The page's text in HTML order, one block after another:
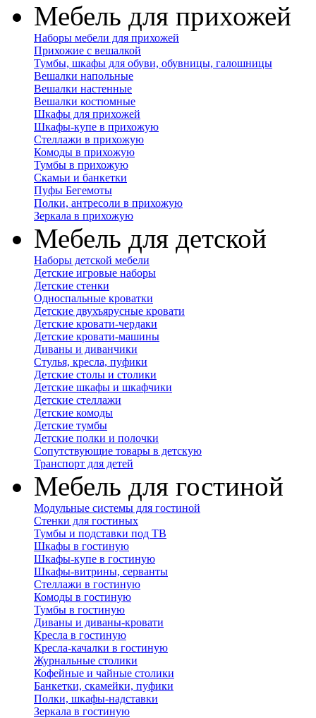
Мебель для прихожей
Наборы мебели для прихожей
Прихожие с вешалкой
Тумбы, шкафы для обуви, обувницы, галошницы
Вешалки напольные
Вешалки настенные
Вешалки костюмные
Шкафы для прихожей
Шкафы-купе в прихожую
Стеллажи в прихожую
Комоды в прихожую
Тумбы в прихожую
Скамьи и банкетки
Пуфы Бегемоты
Полки, антресоли в прихожую
Зеркала в прихожую
Мебель для детской
Наборы детской мебели
Детские игровые наборы
Детские стенки
Односпальные кроватки
Детские двухъярусные кровати
Детские кровати-чердаки
Детские кровати-машины
Диваны и диванчики
Стулья, кресла, пуфики
Детские столы и столики
Детские шкафы и шкафчики
Детские стеллажи
Детские комоды
Детские тумбы
Детские полки и полочки
Сопутствующие товары в детскую
Транспорт для детей
Мебель для гостиной
Модульные системы для гостиной
Стенки для гостиных
Тумбы и подставки под ТВ
Шкафы в гостиную
Шкафы-купе в гостиную
Шкафы-витрины, серванты
Стеллажи в гостиную
Комоды в гостиную
Тумбы в гостиную
Диваны и диваны-кровати
Кресла в гостиную
Кресла-качалки в гостиную
Журнальные столики
Кофейные и чайные столики
Банкетки, скамейки, пуфики
Полки, шкафы-надставки
Зеркала в гостиную